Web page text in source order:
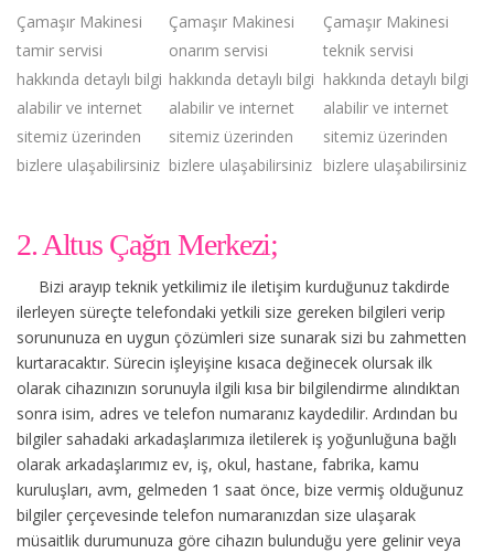
Çamaşır Makinesi
tamir servisi
hakkında detaylı bilgi
alabilir ve internet
sitemiz üzerinden
bizlere ulaşabilirsiniz
Çamaşır Makinesi
onarım servisi
hakkında detaylı bilgi
alabilir ve internet
sitemiz üzerinden
bizlere ulaşabilirsiniz
Çamaşır Makinesi
teknik servisi
hakkında detaylı bilgi
alabilir ve internet
sitemiz üzerinden
bizlere ulaşabilirsiniz
2. Altus Çağrı Merkezi;
Bizi arayıp teknik yetkilimiz ile iletişim kurduğunuz takdirde
ilerleyen süreçte telefondaki yetkili size gereken bilgileri verip
sorununuza en uygun çözümleri size sunarak sizi bu zahmetten
kurtaracaktır. Sürecin işleyişine kısaca değinecek olursak ilk
olarak cihazınızın sorunuyla ilgili kısa bir bilgilendirme alındıktan
sonra isim, adres ve telefon numaranız kaydedilir. Ardından bu
bilgiler sahadaki arkadaşlarımıza iletilerek iş yoğunluğuna bağlı
olarak arkadaşlarımız ev, iş, okul, hastane, fabrika, kamu
kuruluşları, avm, gelmeden 1 saat önce, bize vermiş olduğunuz
bilgiler çerçevesinde telefon numaranızdan size ulaşarak
müsaitlik durumunuza göre cihazın bulunduğu yere gelinir veya